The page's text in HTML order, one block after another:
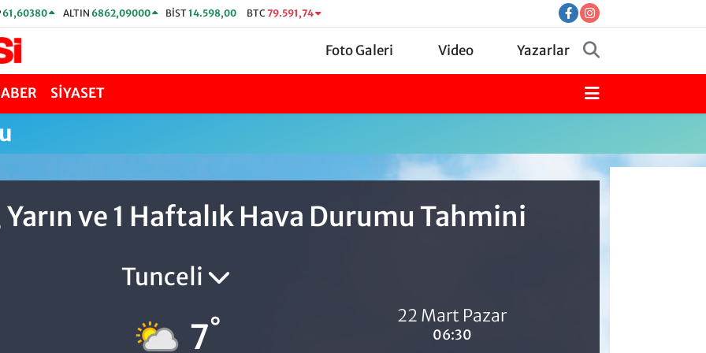
61,60380 ALTIN 6862,09000 BİST14.598,00 BTC 79.591,74
Foto Galeri Video Yazarlar
SİYASET
ve 1 Haftalık Hava Durumu Tahmini
Tunceli
7° 22 Mart Pazar
06:30